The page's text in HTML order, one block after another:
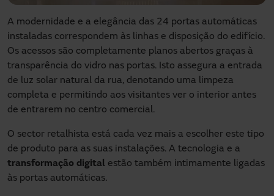
A modernidade e a elegância das 24 portas automáticas
instaladas correspondem às linhas e disposição do edifício.
Os acessos são completamente planos abertos graças à
transparência do vidro nas portas. Isto assegura a entrada
de luz solar natural da rua, denotando uma limpeza
completa e permitindo aos visitantes ver o interior antes
de entrarem no centro comercial.
O sector retalhista está cada vez mais a escolher este tipo
de produto para as suas instalações. A tecnologia e a
transformação digital estão também intimamente ligadas
às portas automáticas.